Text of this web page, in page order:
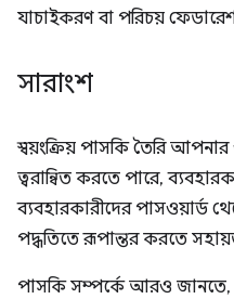
যাচাইকরণ বা পরিচয়
সারাংশ
স্বয়ংক্রিয় পাসকি তৈরি
ত্বরান্বিত করতে পারে,
ব্যবহারকারীদের পাসওয়ার্ড
পদ্ধতিতে রূপান্তর করতে
পাসকি সম্পর্কে আরও জানতে,